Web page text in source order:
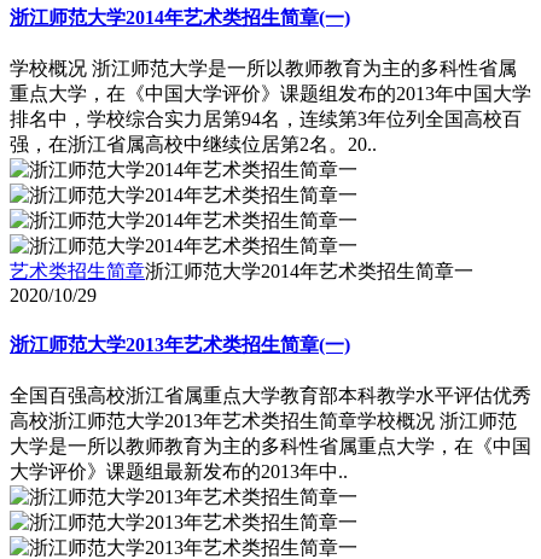
浙江师范大学2014年艺术类招生简章(一)
学校概况 浙江师范大学是一所以教师教育为主的多科性省属
重点大学，在《中国大学评价》课题组发布的2013年中国大学
排名中，学校综合实力居第94名，连续第3年位列全国高校百
强，在浙江省属高校中继续位居第2名。20..
艺术类招生简章浙江师范大学2014年艺术类招生简章一
2020/10/29
浙江师范大学2013年艺术类招生简章(一)
全国百强高校浙江省属重点大学教育部本科教学水平评估优秀
高校浙江师范大学2013年艺术类招生简章学校概况 浙江师范
大学是一所以教师教育为主的多科性省属重点大学，在《中国
大学评价》课题组最新发布的2013年中..